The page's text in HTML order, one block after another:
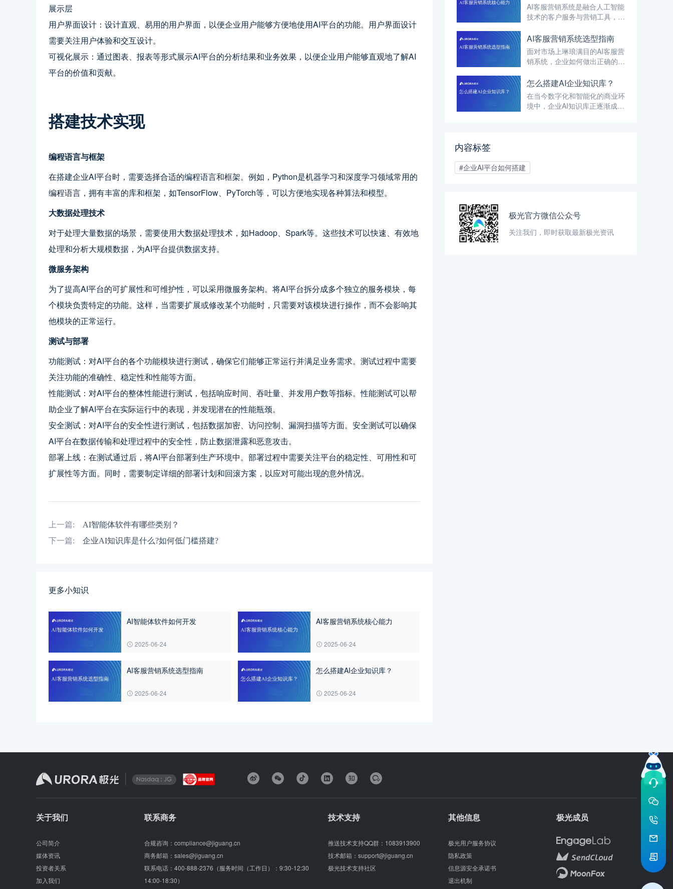
展示层
用户界面设计：设计直观、易用的用户界面，以便企业用户能够方便地使用AI平台的功能。用户界面设计
需要关注用户体验和交互设计。
可视化展示：通过图表、报表等形式展示AI平台的分析结果和业务效果，以便企业用户能够直观地了解AI
平台的价值和贡献。
搭建技术实现
编程语言与框架
在搭建企业AI平台时，需要选择合适的编程语言和框架。例如，Python是机器学习和深度学习领域常用的
编程语言，拥有丰富的库和框架，如TensorFlow、PyTorch等，可以方便地实现各种算法和模型。
大数据处理技术
对于处理大量数据的场景，需要使用大数据处理技术，如Hadoop、Spark等。这些技术可以快速、有效地
处理和分析大规模数据，为AI平台提供数据支持。
微服务架构
为了提高AI平台的可扩展性和可维护性，可以采用微服务架构。将AI平台拆分成多个独立的服务模块，每
个模块负责特定的功能。这样，当需要扩展或修改某个功能时，只需要对该模块进行操作，而不会影响其
他模块的正常运行。
测试与部署
功能测试：对AI平台的各个功能模块进行测试，确保它们能够正常运行并满足业务需求。测试过程中需要
关注功能的准确性、稳定性和性能等方面。
性能测试：对AI平台的整体性能进行测试，包括响应时间、吞吐量、并发用户数等指标。性能测试可以帮
助企业了解AI平台在实际运行中的表现，并发现潜在的性能瓶颈。
安全测试：对AI平台的安全性进行测试，包括数据加密、访问控制、漏洞扫描等方面。安全测试可以确保
AI平台在数据传输和处理过程中的安全性，防止数据泄露和恶意攻击。
部署上线：在测试通过后，将AI平台部署到生产环境中。部署过程中需要关注平台的稳定性、可用性和可
扩展性等方面。同时，需要制定详细的部署计划和回滚方案，以应对可能出现的意外情况。
上一篇:
AI智能体软件有哪些类别？
下一篇:
企业AI知识库是什么?如何低门槛搭建?
更多小知识
AI智能体软件如何开发
2025-06-24
AI客服营销系统核心能力
2025-06-24
AI客服营销系统选型指南
2025-06-24
怎么搭建AI企业知识库？
2025-06-24
AI客服营销系统是融合人工智能
技术的客户服务与营销工具，利
度学习等先进技术，实现与客户
的智能交互。
AI客服营销系统选型指南
面对市场上琳琅满目的AI客服营
销系统，企业如何做出正确的选
题。
怎么搭建AI企业知识库？
在当今数字化和智能化的商业环
境中，企业AI知识库正逐渐成为
内容标签
#企业AI平台如何搭建
极光官方微信公众号
关注我们，即时获取最新极光资讯
关于我们
公司简介
媒体资讯
投资者关系
加入我们
联系商务
合规咨询： compliance@jiguang.cn
商务邮箱： sales@jiguang.cn
联系电话： 400-888-2376（服务时间（工作日）：9:30-12:30
14:00-18:30）
技术支持
推送技术支持QQ群： 1083913900
技术邮箱： support@jiguang.cn
极光技术支持社区
其他信息
极光用户服务协议
隐私政策
信息源安全承诺书
退出机制
极光成员